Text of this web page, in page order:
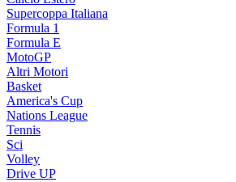
Supercoppa Italiana
Formula 1
Formula E
MotoGP
Altri Motori
Basket
America's Cup
Nations League
Tennis
Sci
Volley
Drive UP